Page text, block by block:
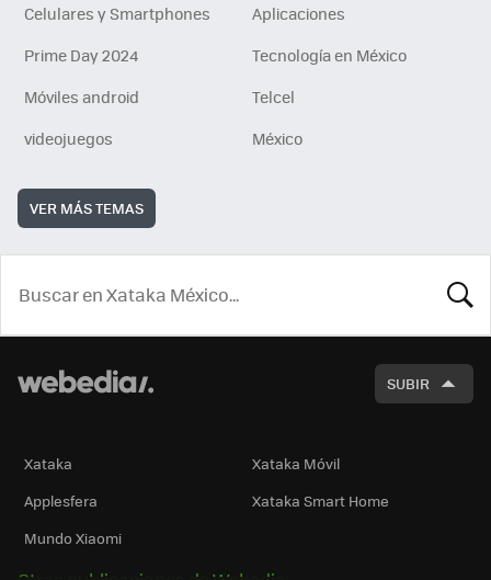
Celulares y Smartphones
Aplicaciones
Prime Day 2024
Tecnología en México
Móviles android
Telcel
videojuegos
México
VER MÁS TEMAS
SUBIR
Xataka
Xataka Móvil
Applesfera
Xataka Smart Home
Mundo Xiaomi